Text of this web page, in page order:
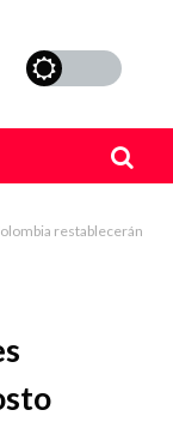
restablecerán